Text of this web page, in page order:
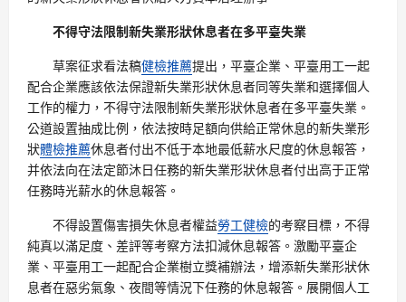
不得守法限制新失業形狀休息者在多平臺失業
草案征求看法稿健檢推薦提出，平臺企業、平臺用工一起
配合企業應該依法保證新失業形狀休息者同等失業和選擇個人
工作的權力，不得守法限制新失業形狀休息者在多平臺失業。
公道設置抽成比例，依法按時足額向供給正常休息的新失業形
狀體檢推薦休息者付出不低于本地最低薪水尺度的休息報答，
并依法向在法定節沐日任務的新失業形狀休息者付出高于正常
任務時光薪水的休息報答。
不得設置傷害損失休息者權益勞工健檢的考察目標，不得
純真以滿足度、差評等考察方法扣減休息報答。激勵平臺企
業、平臺用工一起配合企業樹立獎補辦法，增添新失業形狀休
息者在惡劣氣象、夜間等情況下任務的休息報答。展開個人工